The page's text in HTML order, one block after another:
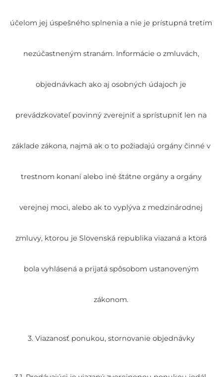
účelom jej úspešného splnenia a nie je prístupná tretím
nezúčastneným stranám. Informácie o zmluvách,
objednávkach ako aj osobných údajoch je
prevádzkovateľ povinný zverejniť a sprístupniť len na
základe zákona, najmä ak o to požiadajú orgány činné v
trestnom konaní alebo iné štátne orgány a orgány
verejnej moci, alebo ak to vyplýva z medzinárodnej
zmluvy, ktorou je Slovenská republika viazaná a ktorá
bola vyhlásená a prijatá spôsobom ustanoveným
zákonom.
3. Viazanosť ponukou, stornovanie objednávky